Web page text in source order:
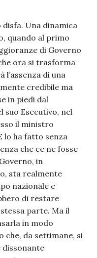
Una dinamica
quando al primo
di Governo
ora si trasforma
l’assenza di una
credibile ma
in piedi dal
suo Esecutivo, nel
il ministro
lo ha fatto senza
che ce ne fosse
in
sta realmente
nazionale e
di restare
parte. Ma il
in modo
che, da settimane, si
dissonante